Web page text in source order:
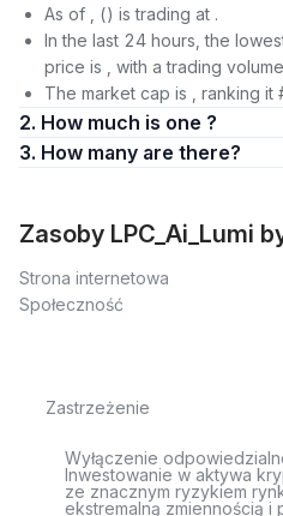
As of , () is trading at .
In the last 24 hours, the
price is , with a trading
The market cap is , ranking it
2. How much is one ?
3. How many are there?
Zasoby LPC_Ai_Lumi
Strona internetowa
Społeczność
Zastrzeżenie
Wyłączenie
Inwestowanie w aktywa
ze znacznym ryzykiem
ekstremalną zmiennością i